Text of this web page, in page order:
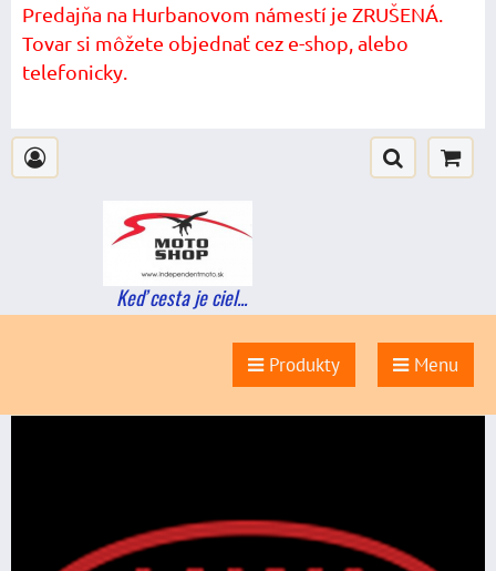
Predajňa na Hurbanovom námestí je ZRUŠENÁ.
Tovar si môžete objednať cez e-shop, alebo
telefonicky.
Keď cesta je ciel...
Produkty Menu